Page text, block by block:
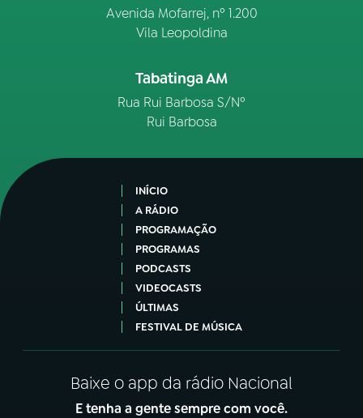
Avenida Mofarrej, nº 1.200
Vila Leopoldina
Tabatinga AM
Rua Rui Barbosa S/Nº
Rui Barbosa
INÍCIO
A RÁDIO
PROGRAMAÇÃO
PROGRAMAS
PODCASTS
VIDEOCASTS
ÚLTIMAS
FESTIVAL DE MÚSICA
Baixe o app da rádio Nacional
E tenha a gente sempre com você.